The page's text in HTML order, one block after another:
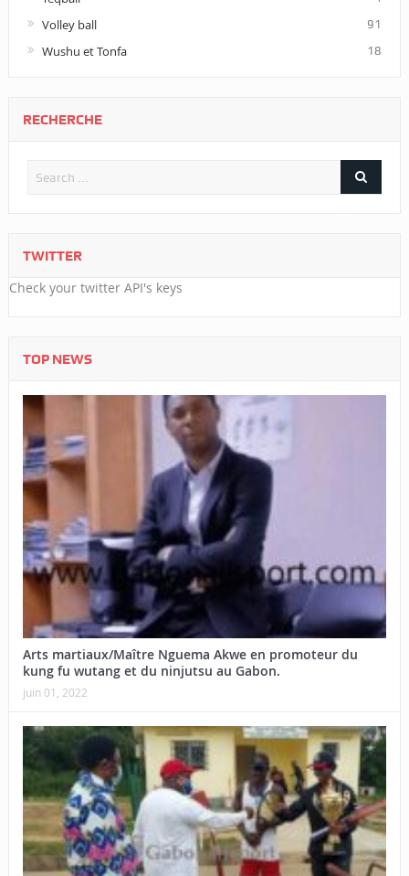
Volley ball 91
Wushu et Tonfa 18
RECHERCHE
TWITTER
Check your twitter API's keys
TOP NEWS
Arts martiaux/Maître Nguema Akwe en promoteur du
kung fu wutang et du ninjutsu au Gabon.
juin 01, 2022